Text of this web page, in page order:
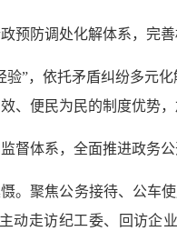
预防调处化解体系，完
验”，依托矛盾纠纷多元
、便民为民的制度优势
督体系，全面推进政务
。聚焦公务接待、公车
动走访纪工委、回访企